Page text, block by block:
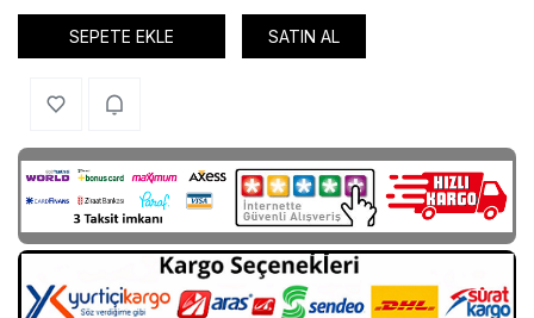
SEPETE EKLE SATIN AL